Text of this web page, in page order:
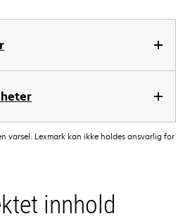
varsel. Lexmark kan ikke holdes ansvarlig for
innhold